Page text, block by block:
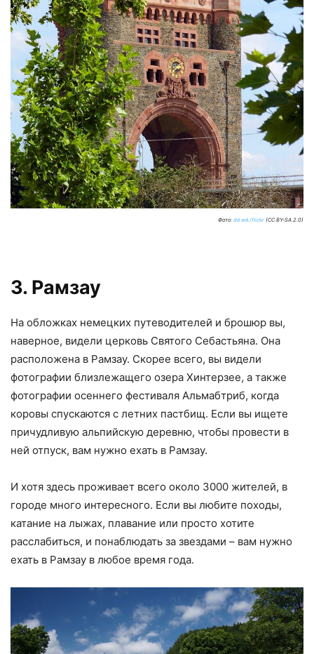
Фото: dé.wé./flickr (CC BY-SA 2.0)
3. Рамзау
На обложках немецких путеводителей и брошюр вы,
наверное, видели церковь Святого Себастьяна. Она
расположена в Рамзау. Скорее всего, вы видели
фотографии близлежащего озера Хинтерзее, а также
фотографии осеннего фестиваля Альмабтриб, когда
коровы спускаются с летних пастбищ. Если вы ищете
причудливую альпийскую деревню, чтобы провести в
ней отпуск, вам нужно ехать в Рамзау.
И хотя здесь проживает всего около 3000 жителей, в
городе много интересного. Если вы любите походы,
катание на лыжах, плавание или просто хотите
расслабиться, и понаблюдать за звездами – вам нужно
ехать в Рамзау в любое время года.